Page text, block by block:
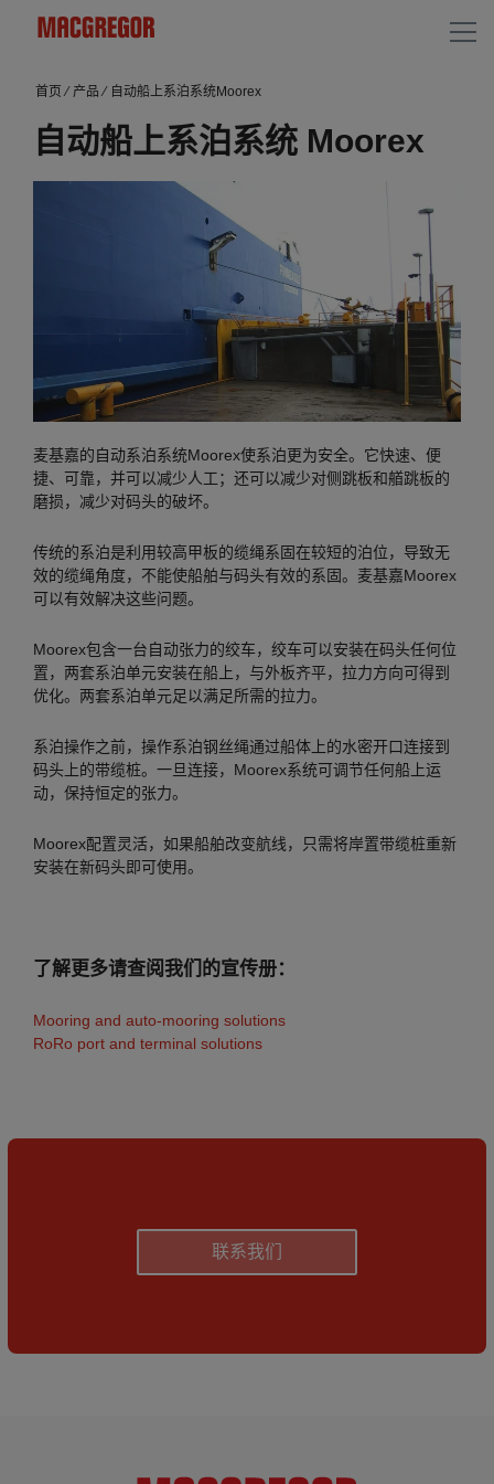
首页 ⁄ 产品 ⁄ 自动船上系泊系统Moorex
自动船上系泊系统 Moorex
麦基嘉的自动系泊系统Moorex使系泊更为安全。它快速、便
捷、可靠，并可以减少人工；还可以减少对侧跳板和艏跳板的
磨损，减少对码头的破坏。
传统的系泊是利用较高甲板的缆绳系固在较短的泊位，导致无
效的缆绳角度，不能使船舶与码头有效的系固。麦基嘉Moorex
可以有效解决这些问题。
Moorex包含一台自动张力的绞车，绞车可以安装在码头任何位
置，两套系泊单元安装在船上，与外板齐平，拉力方向可得到
优化。两套系泊单元足以满足所需的拉力。
系泊操作之前，操作系泊钢丝绳通过船体上的水密开口连接到
码头上的带缆桩。一旦连接，Moorex系统可调节任何船上运
动，保持恒定的张力。
Moorex配置灵活， 如果船舶改变航线，只需将岸置带缆桩重新
安装在新码头即可使用。
了解更多请查阅我们的宣传册：
Mooring and auto-mooring solutions
RoRo port and terminal solutions
联系我们